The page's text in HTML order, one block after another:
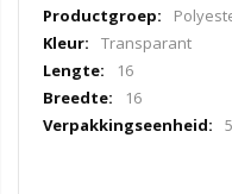
informatie
Transparant
16
16